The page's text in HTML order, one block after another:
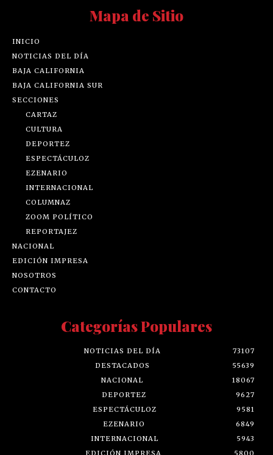
Mapa de Sitio
INICIO
NOTICIAS DEL DÍA
BAJA CALIFORNIA
BAJA CALIFORNIA SUR
SECCIONES
CARTAZ
CULTURA
DEPORTEZ
ESPECTÁCULOZ
EZENARIO
INTERNACIONAL
COLUMNAZ
ZOOM POLÍTICO
REPORTAJEZ
NACIONAL
EDICIÓN IMPRESA
NOSOTROS
CONTACTO
Categorías Populares
NOTICIAS DEL DÍA
73107
DESTACADOS
55639
NACIONAL
18067
DEPORTEZ
9627
ESPECTÁCULOZ
9581
EZENARIO
6849
INTERNACIONAL
5943
EDICIÓN IMPRESA
5800